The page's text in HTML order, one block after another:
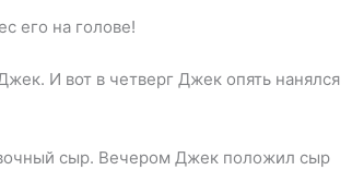
его на голове!
И вот в четверг Джек опять нанялся
сыр. Вечером Джек положил сыр